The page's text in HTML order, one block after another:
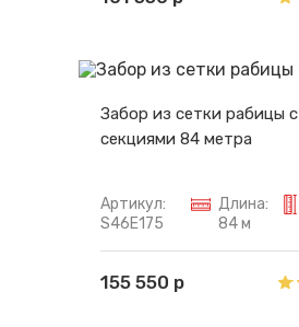
Забор из сетки рабицы с
секциями 84 метра
Артикул:
S46E175
Длина:
84 м
155 550 р